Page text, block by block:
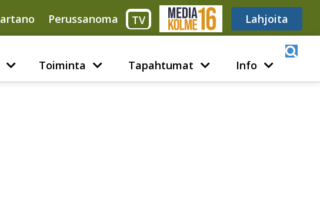
Perussanoma TV Media316 Lahjoita
Toiminta Tapahtumat Info